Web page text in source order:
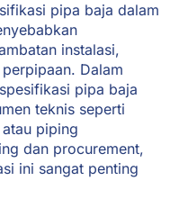
pipa baja dalam
instalasi,
Dalam
pipa baja
teknis seperti
piping
dan procurement,
ini sangat penting